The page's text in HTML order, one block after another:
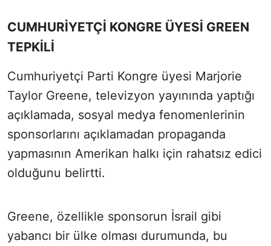
CUMHURİYETÇİ KONGRE ÜYESİ GREEN
TEPKİLİ
Cumhuriyetçi Parti Kongre üyesi Marjorie
Taylor Greene, televizyon yayınında yaptığı
açıklamada, sosyal medya fenomenlerinin
sponsorlarını açıklamadan propaganda
yapmasının Amerikan halkı için rahatsız edici
olduğunu belirtti.
Greene, özellikle sponsorun İsrail gibi
yabancı bir ülke olması durumunda, bu